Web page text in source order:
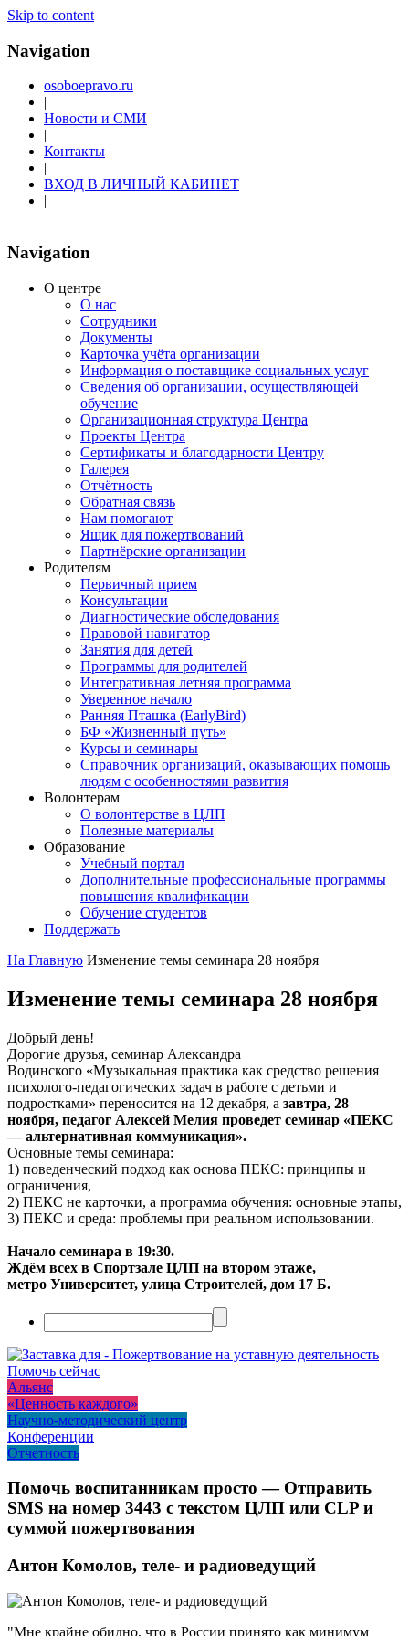
Skip to content
Navigation
osoboepravo.ru
|
Новости и СМИ
|
Контакты
|
ВХОД В ЛИЧНЫЙ КАБИНЕТ
|
Navigation
О центре
О нас
Сотрудники
Документы
Карточка учёта организации
Информация о поставщике социальных услуг
Сведения об организации, осуществляющей
обучение
Организационная структура Центра
Проекты Центра
Сертификаты и благодарности Центру
Галерея
Отчётность
Обратная связь
Нам помогают
Ящик для пожертвований
Партнёрские организации
Родителям
Первичный прием
Консультации
Диагностические обследования
Правовой навигатор
Занятия для детей
Программы для родителей
Интегративная летняя программа
Уверенное начало
Ранняя Пташка (EarlyBird)
БФ «Жизненный путь»
Курсы и семинары
Справочник организаций, оказывающих помощь
людям с особенностями развития
Волонтерам
О волонтерстве в ЦЛП
Полезные материалы
Образование
Учебный портал
Дополнительные профессиональные программы
повышения квалификации
Обучение студентов
Поддержать
На Главную Изменение темы семинара 28 ноября
Изменение темы семинара 28 ноября
Добрый день!
Дорогие друзья, семинар Александра
Водинского «Музыкальная практика как средство решения
психолого-педагогических задач в работе с детьми и
подростками» переносится на 12 декабря, а завтра, 28
ноября, педагог Алексей Мелия проведет семинар «ПЕКС
— альтернативная коммуникация».
Основные темы семинара:
1) поведенческий подход как основа ПЕКС: принципы и
ограничения,
2) ПЕКС не карточки, а программа обучения: основные этапы,
3) ПЕКС и среда: проблемы при реальном использовании.
Начало семинара в 19:30.
Ждём всех в Спортзале ЦЛП на втором этаже,
метро Университет, улица Строителей, дом 17 Б.
Помочь сейчас
Альянс
«Ценность каждого»
Научно-методический центр
Конференции
Отчетность
Помочь воспитанникам просто — Отправить
SMS на номер 3443 с текстом ЦЛП или CLP и
суммой пожертвования
Антон Комолов, теле- и радиоведущий
"Мне крайне обидно, что в России принято как минимум